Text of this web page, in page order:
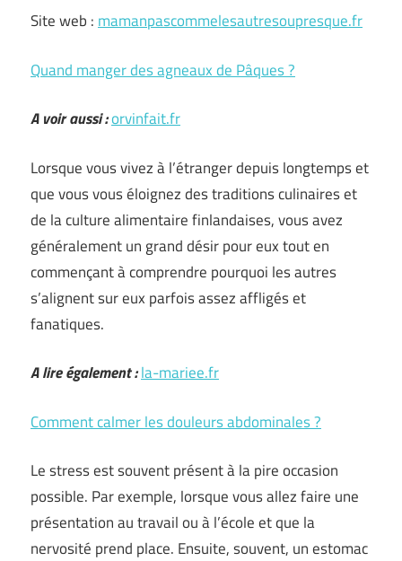
Site web : mamanpascommelesautresoupresque.fr
Quand manger des agneaux de Pâques ?
A voir aussi :orvinfait.fr
Lorsque vous vivez à l’étranger depuis longtemps et
que vous vous éloignez des traditions culinaires et
de la culture alimentaire finlandaises, vous avez
généralement un grand désir pour eux tout en
commençant à comprendre pourquoi les autres
s’alignent sur eux parfois assez affligés et
fanatiques.
A lire également :la-mariee.fr
Comment calmer les douleurs abdominales ?
Le stress est souvent présent à la pire occasion
possible. Par exemple, lorsque vous allez faire une
présentation au travail ou à l’école et que la
nervosité prend place. Ensuite, souvent, un estomac